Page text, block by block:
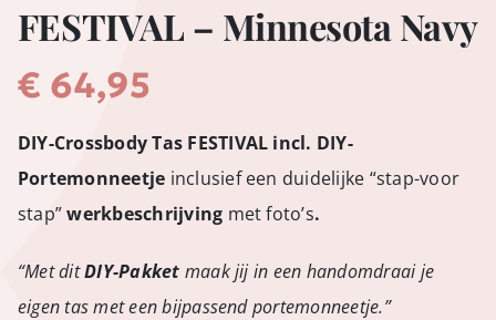
FESTIVAL – Minnesota Navy
€ 64,95
DIY-Crossbody Tas FESTIVAL incl. DIY-
Portemonneetje inclusief een duidelijke “stap-voor
stap”werkbeschrijving met foto’s.
“Met ditDIY-Pakket maak jij in een handomdraai je
eigen tas met een bijpassend portemonneetje.”